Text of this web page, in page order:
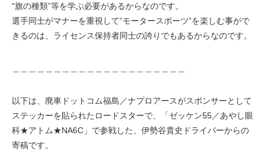
“旗の種類”等を学ぶ必要があるからなのです。
選手同士がマナーを重視して“モータースポーツ”を楽しむ事がで
きるのは、ライセンス保持者同士の誇りでもあるからなのです。
以下は、廃車ドットコム福島／ナプロアースがスポンサーとして
ステッカーを貼られたロードスターで、「ゼッケン55／あやし眼
科★アトム★NA6C」で参戦した、伊勢谷貴史ドライバーからの
寄稿です。